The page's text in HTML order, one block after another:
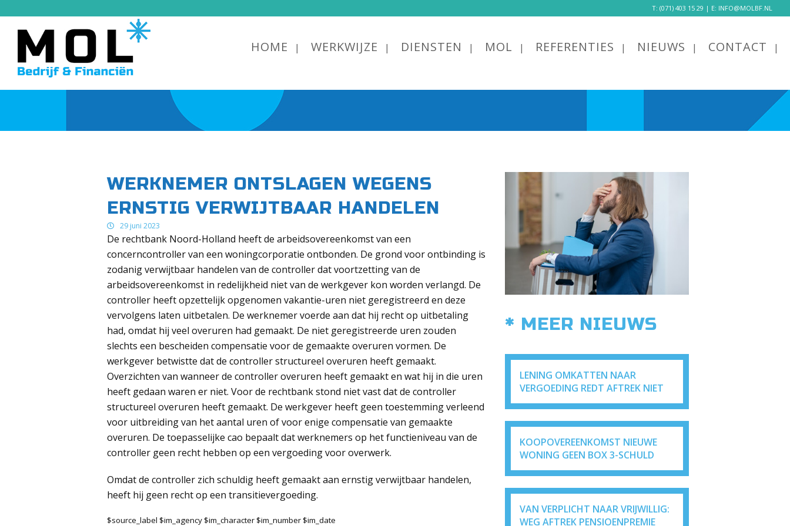
T: (071) 403 15 29 | E: INFO@MOLBF.NL
HOME WERKWIJZE DIENSTEN MOL REFERENTIES NIEUWS CONTACT
WERKNEMER ONTSLAGEN WEGENS
ERNSTIG VERWIJTBAAR HANDELEN
29 juni 2023
De rechtbank Noord-Holland heeft de arbeidsovereenkomst van een
concerncontroller van een woningcorporatie ontbonden. De grond voor ontbinding is
zodanig verwijtbaar handelen van de controller dat voortzetting van de
arbeidsovereenkomst in redelijkheid niet van de werkgever kon worden verlangd. De
controller heeft opzettelijk opgenomen vakantie-uren niet geregistreerd en deze
vervolgens laten uitbetalen. De werknemer voerde aan dat hij recht op uitbetaling
had, omdat hij veel overuren had gemaakt. De niet geregistreerde uren zouden
slechts een bescheiden compensatie voor de gemaakte overuren vormen. De
werkgever betwistte dat de controller structureel overuren heeft gemaakt.
Overzichten van wanneer de controller overuren heeft gemaakt en wat hij in die uren
heeft gedaan waren er niet. Voor de rechtbank stond niet vast dat de controller
structureel overuren heeft gemaakt. De werkgever heeft geen toestemming verleend
voor uitbreiding van het aantal uren of voor enige compensatie van gemaakte
overuren. De toepasselijke cao bepaalt dat werknemers op het functieniveau van de
controller geen recht hebben op een vergoeding voor overwerk.
Omdat de controller zich schuldig heeft gemaakt aan ernstig verwijtbaar handelen,
heeft hij geen recht op een transitievergoeding.
$source_label $im_agency $im_character $im_number $im_date
* MEER NIEUWS
LENING OMKATTEN NAAR
VERGOEDING REDT AFTREK NIET
KOOPOVEREENKOMST NIEUWE
WONING GEEN BOX 3-SCHULD
VAN VERPLICHT NAAR VRIJWILLIG:
WEG AFTREK PENSIOENPREMIE